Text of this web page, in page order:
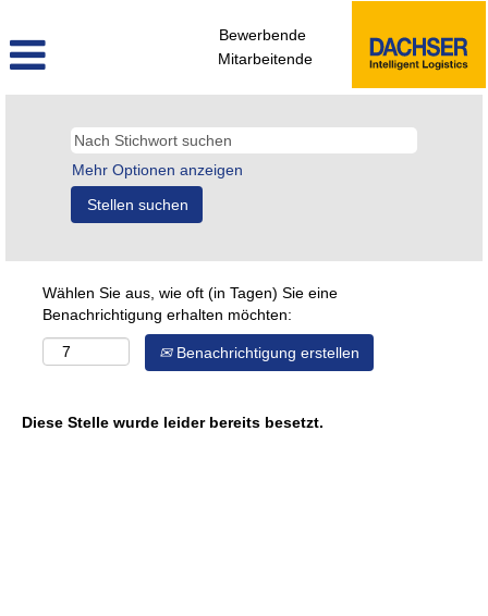
Bewerbende
Mitarbeitende
Mehr Optionen anzeigen
Wählen Sie aus, wie oft (in Tagen) Sie eine
Benachrichtigung erhalten möchten:
Benachrichtigung erstellen
Diese Stelle wurde leider bereits besetzt.